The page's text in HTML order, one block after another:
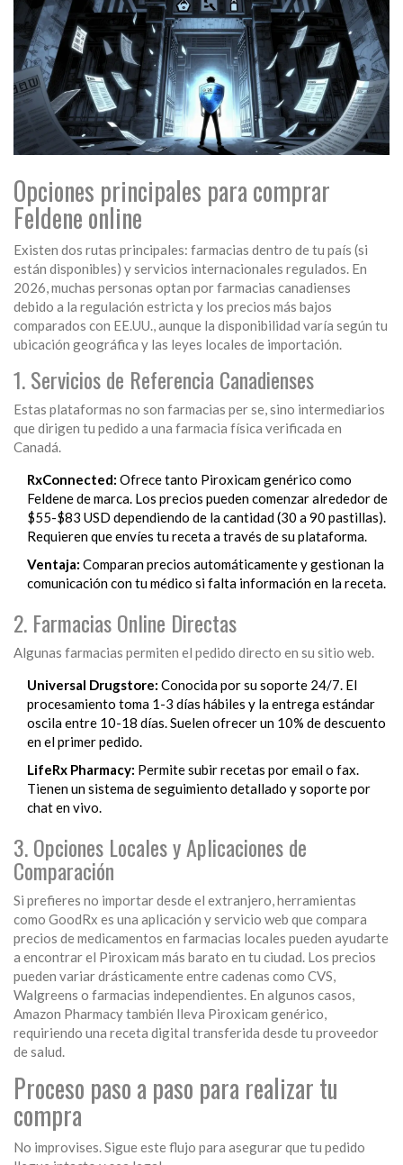
Opciones principales para comprar
Feldene online
Existen dos rutas principales: farmacias dentro de tu país (si
están disponibles) y servicios internacionales regulados. En
2026, muchas personas optan por farmacias canadienses
debido a la regulación estricta y los precios más bajos
comparados con EE.UU., aunque la disponibilidad varía según tu
ubicación geográfica y las leyes locales de importación.
1. Servicios de Referencia Canadienses
Estas plataformas no son farmacias per se, sino intermediarios
que dirigen tu pedido a una farmacia física verificada en
Canadá.
RxConnected: Ofrece tanto Piroxicam genérico como
Feldene de marca. Los precios pueden comenzar alrededor de
$55-$83 USD dependiendo de la cantidad (30 a 90 pastillas).
Requieren que envíes tu receta a través de su plataforma.
Ventaja: Comparan precios automáticamente y gestionan la
comunicación con tu médico si falta información en la receta.
2. Farmacias Online Directas
Algunas farmacias permiten el pedido directo en su sitio web.
Universal Drugstore: Conocida por su soporte 24/7. El
procesamiento toma 1-3 días hábiles y la entrega estándar
oscila entre 10-18 días. Suelen ofrecer un 10% de descuento
en el primer pedido.
LifeRx Pharmacy: Permite subir recetas por email o fax.
Tienen un sistema de seguimiento detallado y soporte por
chat en vivo.
3. Opciones Locales y Aplicaciones de
Comparación
Si prefieres no importar desde el extranjero, herramientas
como GoodRx es una aplicación y servicio web que compara
precios de medicamentos en farmacias locales pueden ayudarte
a encontrar el Piroxicam más barato en tu ciudad. Los precios
pueden variar drásticamente entre cadenas como CVS,
Walgreens o farmacias independientes. En algunos casos,
Amazon Pharmacy también lleva Piroxicam genérico,
requiriendo una receta digital transferida desde tu proveedor
de salud.
Proceso paso a paso para realizar tu
compra
No improvises. Sigue este flujo para asegurar que tu pedido